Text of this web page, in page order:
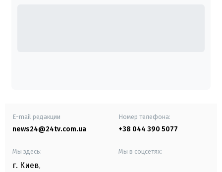
E-mail редакции
news24@24tv.com.ua
Номер телефона:
+38 044 390 5077
Мы здесь:
г. Киев,
Мы в соцсетях: